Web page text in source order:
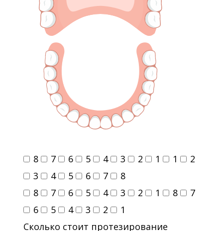
8 7 6 5 4 3 2 1 1
2
3
4 5 6 7
8
8
7 6 5 4 3 2 1 8
7
6
5 4 3 2
1
Сколько стоит протезирование